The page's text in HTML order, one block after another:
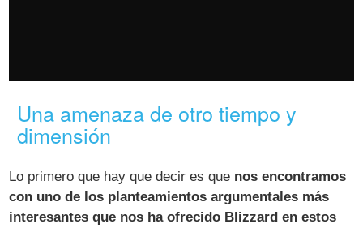
Una amenaza de otro tiempo y
dimensión
Lo primero que hay que decir es que nos encontramos
con uno de los planteamientos argumentales más
interesantes que nos ha ofrecido Blizzard en estos